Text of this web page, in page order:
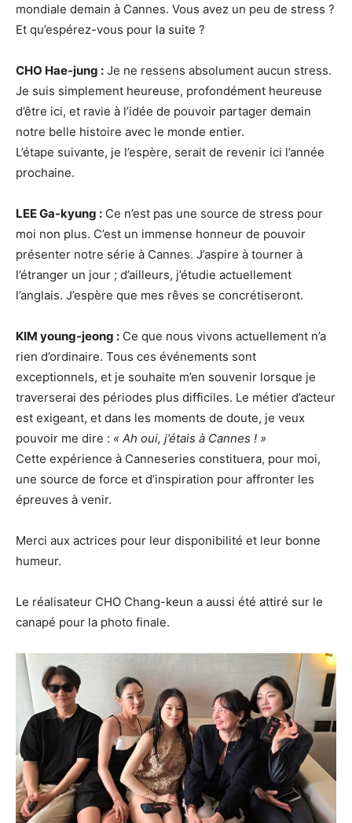
mondiale demain à Cannes. Vous avez un peu de stress ?
Et qu’espérez-vous pour la suite ?
CHO Hae-jung : Je ne ressens absolument aucun stress.
Je suis simplement heureuse, profondément heureuse
d’être ici, et ravie à l’idée de pouvoir partager demain
notre belle histoire avec le monde entier.
L’étape suivante, je l’espère, serait de revenir ici l’année
prochaine.
LEE Ga-kyung : Ce n’est pas une source de stress pour
moi non plus. C’est un immense honneur de pouvoir
présenter notre série à Cannes. J’aspire à tourner à
l’étranger un jour ; d’ailleurs, j’étudie actuellement
l’anglais. J’espère que mes rêves se concrétiseront.
KIM young-jeong : Ce que nous vivons actuellement n’a
rien d’ordinaire. Tous ces événements sont
exceptionnels, et je souhaite m’en souvenir lorsque je
traverserai des périodes plus difficiles. Le métier d’acteur
est exigeant, et dans les moments de doute, je veux
pouvoir me dire : « Ah oui, j’étais à Cannes ! »
Cette expérience à Canneseries constituera, pour moi,
une source de force et d’inspiration pour affronter les
épreuves à venir.
Merci aux actrices pour leur disponibilité et leur bonne
humeur.
Le réalisateur CHO Chang-keun a aussi été attiré sur le
canapé pour la photo finale.